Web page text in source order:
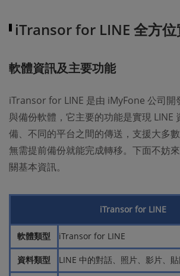
iTransor for LINE 全方位
軟體資訊及主要功能
iTransor for LINE 是由 iMyFone 公司開
與備份軟體，它主要的功能是實現 LINE
備、不同的平台之間的傳送，支援大多數
無需提前備份就能完成轉移。下面不妨
關基本資訊。
iTransor for LINE
軟體類型 iTransor for LINE
資料類型 LINE 中的對話、照片、影片、